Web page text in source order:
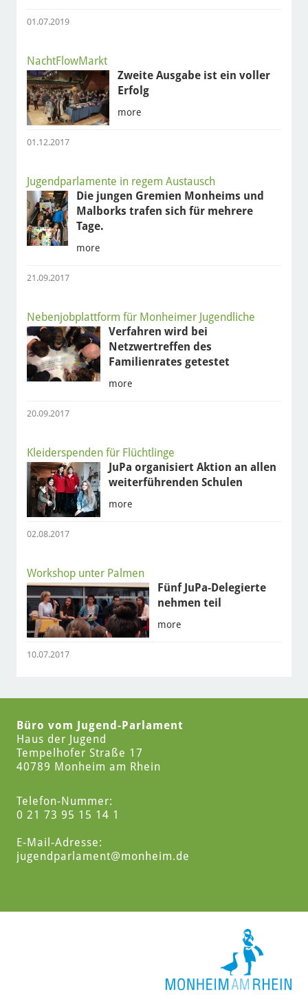
01.07.2019
NachtFlowMarkt
Zweite Ausgabe ist ein voller
Erfolg
more
01.12.2017
Jugendparlamente in regem Austausch
Die jungen Gremien Monheims und
Malborks trafen sich für mehrere
Tage.
more
21.09.2017
Nebenjobplattform für Monheimer Jugendliche
Verfahren wird bei
Netzwertreffen des
Familienrates getestet
more
20.09.2017
Kleiderspenden für Flüchtlinge
JuPa organisiert Aktion an allen
weiterführenden Schulen
more
02.08.2017
Workshop unter Palmen
Fünf JuPa-Delegierte
nehmen teil
more
10.07.2017
Büro vom Jugend-Parlament
Haus der Jugend
Tempelhofer Straße 17
40789 Monheim am Rhein
Telefon-Nummer:
0 21 73 95 15 14 1
E-Mail-Adresse:
jugendparlament@monheim.de